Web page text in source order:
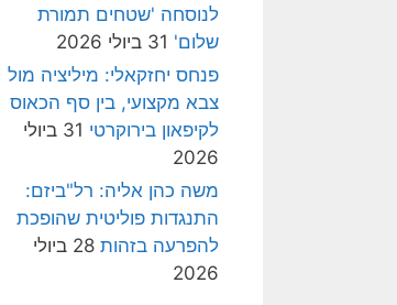
לנוסחה 'שטחים תמורת
שלום' 31 ביולי 2026
פנחס יחזקאלי: מיליציה מול
צבא מקצועי, בין סף הכאוס
לקיפאון בירוקרטי
31 ביולי
2026
משה כהן אליה: רל"ביזם:
התנגדות פוליטית שהופכת
להפרעה בזהות
28 ביולי
2026